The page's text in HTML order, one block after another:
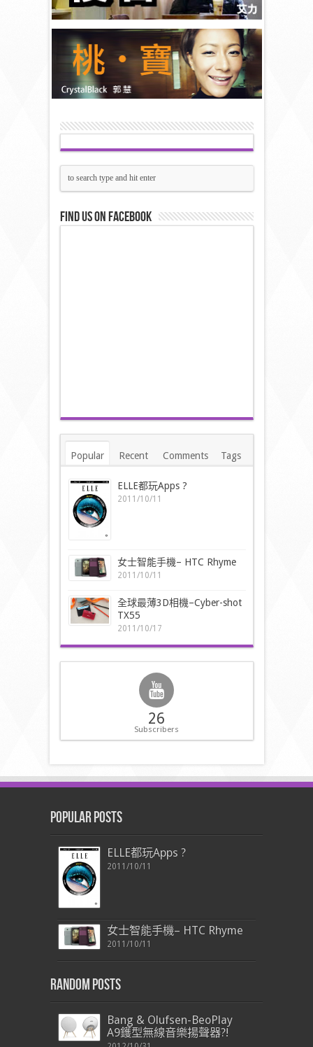
Find us on Facebook
Popular Recent Comments Tags
ELLE都玩Apps ?
2011/10/11
女士智能手機– HTC Rhyme
2011/10/11
全球最薄3D相機–Cyber-shot
TX55
2011/10/17
26
Subscribers
Popular Posts
ELLE都玩Apps ?
2011/10/11
女士智能手機– HTC Rhyme
2011/10/11
Random Posts
Bang & Olufsen-BeoPlay
A9鑊型無線音樂揚聲器?!